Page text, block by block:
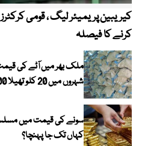
کرنے کا فیصلہ
ملک بھر میں آٹے کی
شہروں میں 20 کلو تھیلا 100 روپے تک مہنگا
سونے کی قیمت میں
کہاں تک جا پہنچا؟